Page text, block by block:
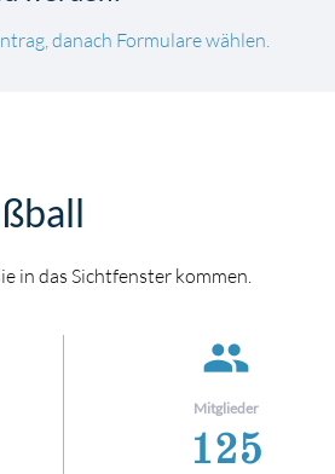
danach Formulare wählen.
in das Sichtfenster kommen.
people
Mitglieder
125